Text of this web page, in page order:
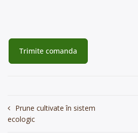
Navigare
în
Prune cultivate în sistem
ecologic